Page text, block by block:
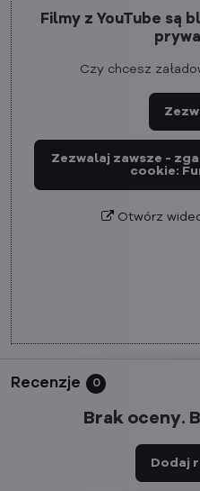
Filmy z YouTube są
Czy chcesz
Zezwalaj zawsze -
cookie:
Otwórz
Recenzje 0
Brak oceny.
Dodaj